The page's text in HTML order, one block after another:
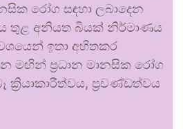
රෝග සඳහා ලබාදෙන
තුළ අනියත බියක් නිර්මාණය
ඉතා අහිතකර
මඟින් ප්‍රධාන මානසික රෝග
ක්‍රියාකාරීත්වය, ප්‍රචණ්ඩත්වය